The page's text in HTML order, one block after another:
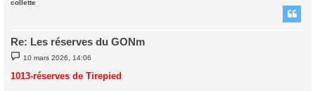
collette
Re: Les réserves du GONm
M
e
s
s
10 mars 2026, 14:06
1013-réserves de Tirepied